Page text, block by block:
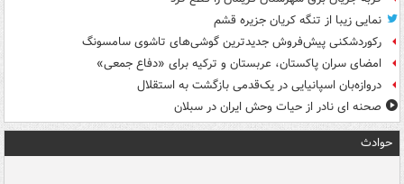
نمایی زیبا از تنگه کریان جزیره قشم
رکوردشکنی پیش‌فروش جدیدترین گوشی‌های تاشوی سامسونگ
امضای سران پاکستان، عربستان و ترکیه برای «دفاع جمعی»
دروازه‌بان اسپانیایی در یک‌قدمی بازگشت به استقلال
صحنه ای نادر از حیات وحش ایران در سبلان
حوادث